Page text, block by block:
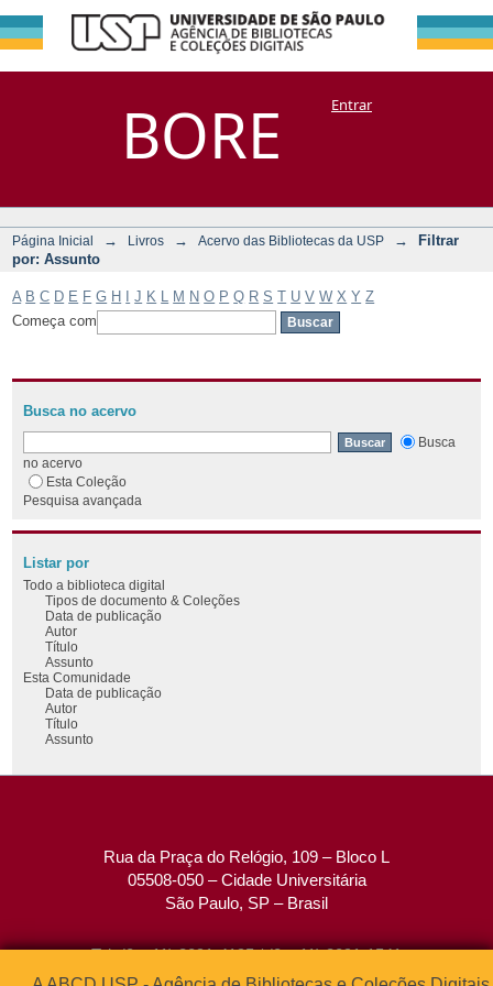
BORE
Filtrar por:
Assunto
DSpace/Manakin + CoriscoEntrar
Página Inicial → Livros → Acervo das Bibliotecas da USP →
Filtrar
por: Assunto
A B C D E F G H J K M N O P Q R S T U V W X Y Z
Começa com
Busca no acervo
Busca
no acervo
Esta Coleção
Pesquisa avançada
Listar por
Todo a biblioteca digital
Tipos de documento & Coleções
Data de publicação
Autor
Título
Assunto
Esta Comunidade
Data de publicação
Autor
Título
Assunto
Rua da Praça do Relógio, 109 – Bloco L
05508-050 – Cidade Universitária
São Paulo, SP – Brasil
Tel: (0xx11) 3091-4195 / (0xx11) 3091-1541
Fax: (0xx11) 3091-1567